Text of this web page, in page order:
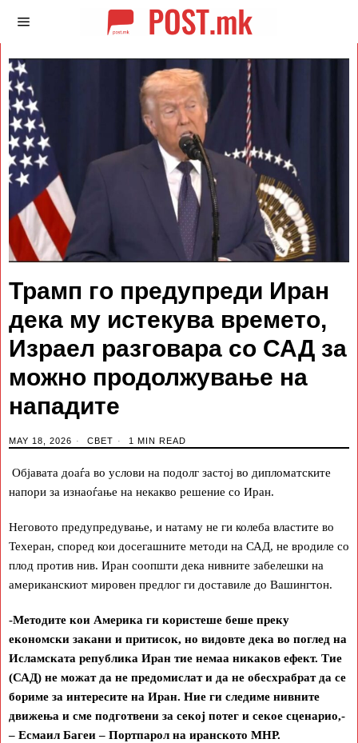
Трамп го предупреди Иран
дека му истекува времето,
Израел разговара со САД за
можно продолжување на
нападите
MAY 18, 2026 СВЕТ 1 MIN READ
Објавата доаѓа во услови на подолг застој во дипломатските
напори за изнаоѓање на некакво решение со Иран.
Неговото предупредување, и натаму не ги колеба властите во
Техеран, според кои досегашните методи на САД, не вродиле со
плод против нив. Иран соопшти дека нивните забелешки на
американскиот мировен предлог ги доставиле до Вашингтон.
-Методите кои Америка ги користеше беше преку
економски закани и притисок, но видовте дека во поглед на
Исламската република Иран тие немаа никаков ефект. Тие
(САД) не можат да не предомислат и да не обесхрабрат да се
бориме за интересите на Иран. Ние ги следиме нивните
движења и сме подготвени за секој потег и секое сценарио,-
– Есмаил Багеи – Портпарол на иранското МНР.